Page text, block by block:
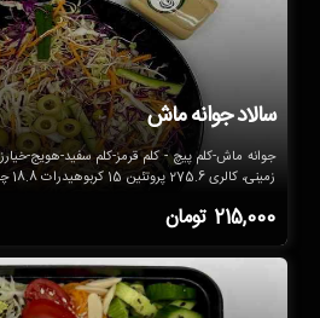
سالاد جوانه ماش
جوانه ماش-کلم پیچ - کلم قرمز-کلم سفید-هویج-
زمینی، کالری 275.6 پروتئین 15 کربوهیدرات 18.8 چربی 15.6 فیبر 3.3
215,000 تومان